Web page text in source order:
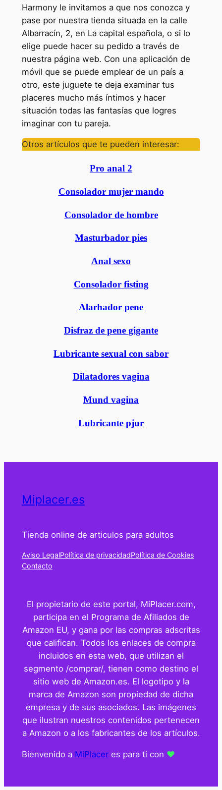
Harmony le invitamos a que nos conozca y
pase por nuestra tienda situada en la calle
Albarracín, 2, en La capital española, o si lo
elige puede hacer su pedido a través de
nuestra página web. Con una aplicación de
móvil que se puede emplear de un país a
otro, este juguete te deja examinar tus
placeres mucho más íntimos y hacer
situación todas las fantasías que logres
imaginar con tu pareja.
Otros artículos que te pueden interesar:
Pro anal 2
Consolador mujer mando
Consolador de hombre
Masturbador pies
Anal sexo
Consolador fisting
Alarhador pene
Disfraz de pene gigante
Lubricante sexual con sabor
Dilatadores vagina
Mund vagina
Lubricante pjur
Miplacer.es
Tienda online de articulos para adultos
Aviso LegalPolítica de privacidadPolítica de Cookies
Contacto
El propietario de este portal, MiPlacer.com,
participa en el Programa de Afiliados de
Amazon EU, y gana por las compras adscritas
que califican. Todos los enlaces de compra
incluidos en esta web, que utilizan el
segmento /comprar/, tienen como destino el
sitio web de Amazon.es. El logotipo y la
marca de Amazon son propiedad de dicha
empresa y de sus asociados. Las imágenes
que ilustran nuestros contenidos pertenecen
a Amazon o a los fabricantes de los artículos.
Bienvenido a MiPlaceres para ti con ❤